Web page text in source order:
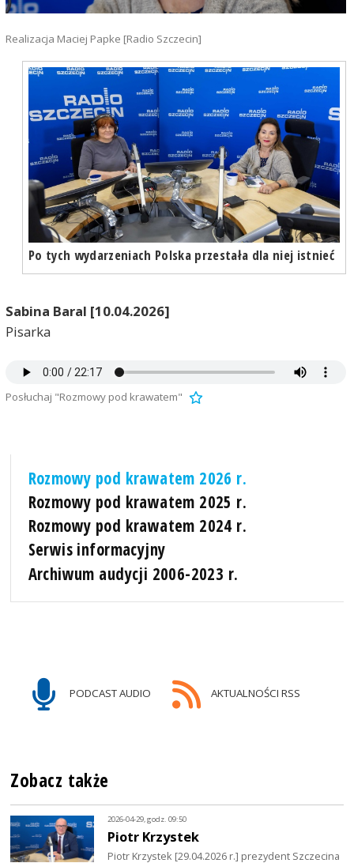
Realizacja Maciej Papke [Radio Szczecin]
Po tych wydarzeniach Polska przestała dla niej istnieć
Sabina Baral [10.04.2026]
Pisarka
Posłuchaj "Rozmowy pod krawatem"
Rozmowy pod krawatem 2026 r.
Rozmowy pod krawatem 2025 r.
Rozmowy pod krawatem 2024 r.
Serwis informacyjny
Archiwum audycji 2006-2023 r.
PODCAST AUDIO AKTUALNOŚCI RSS
Zobacz także
2026-04-29, godz. 09:50
Piotr Krzystek
Piotr Krzystek [29.04.2026 r.] prezydent Szczecina